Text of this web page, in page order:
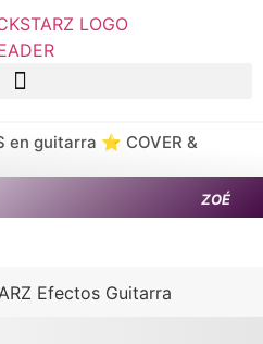
en guitarra ⭐️ COVER &
ZOÉ